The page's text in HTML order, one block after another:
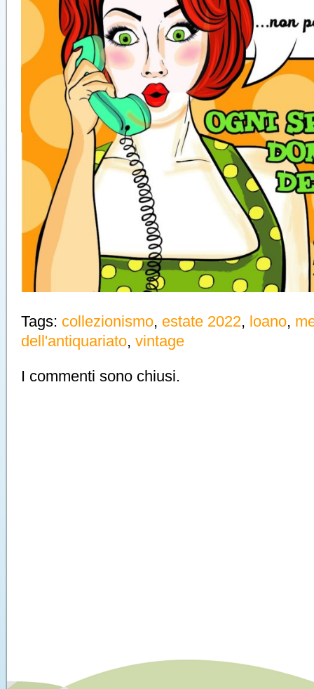
Tags: collezionismo, estate 2022, loano,
dell'antiquariato, vintage
I commenti sono chiusi.